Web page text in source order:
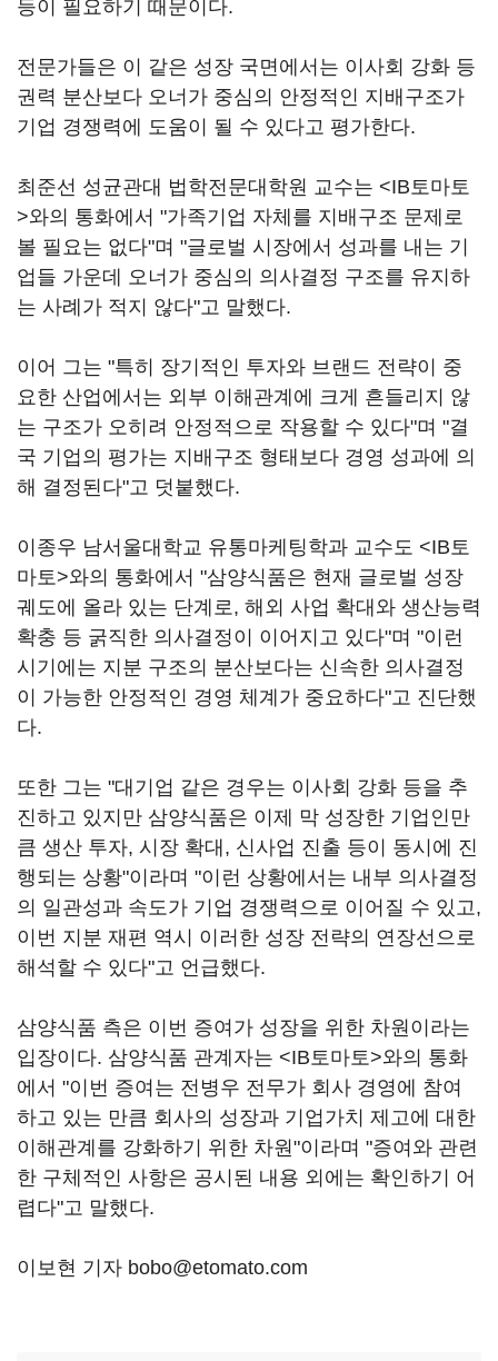
등이 필요하기 때문이다.
전문가들은 이 같은 성장 국면에서는 이사회 강화 등
권력 분산보다 오너가 중심의 안정적인 지배구조가
기업 경쟁력에 도움이 될 수 있다고 평가한다.
최준선 성균관대 법학전문대학원 교수는 <IB토마토
>와의 통화에서 "가족기업 자체를 지배구조 문제로
볼 필요는 없다"며 "글로벌 시장에서 성과를 내는 기
업들 가운데 오너가 중심의 의사결정 구조를 유지하
는 사례가 적지 않다"고 말했다.
이어 그는 "특히 장기적인 투자와 브랜드 전략이 중
요한 산업에서는 외부 이해관계에 크게 흔들리지 않
는 구조가 오히려 안정적으로 작용할 수 있다"며 "결
국 기업의 평가는 지배구조 형태보다 경영 성과에 의
해 결정된다"고 덧붙했다.
이종우 남서울대학교 유통마케팅학과 교수도 <IB토
마토>와의 통화에서 "삼양식품은 현재 글로벌 성장
궤도에 올라 있는 단계로, 해외 사업 확대와 생산능력
확충 등 굵직한 의사결정이 이어지고 있다"며 "이런
시기에는 지분 구조의 분산보다는 신속한 의사결정
이 가능한 안정적인 경영 체계가 중요하다"고 진단했
다.
또한 그는 "대기업 같은 경우는 이사회 강화 등을 추
진하고 있지만 삼양식품은 이제 막 성장한 기업인만
큼 생산 투자, 시장 확대, 신사업 진출 등이 동시에 진
행되는 상황"이라며 "이런 상황에서는 내부 의사결정
의 일관성과 속도가 기업 경쟁력으로 이어질 수 있고,
이번 지분 재편 역시 이러한 성장 전략의 연장선으로
해석할 수 있다"고 언급했다.
삼양식품 측은 이번 증여가 성장을 위한 차원이라는
입장이다. 삼양식품 관계자는 <IB토마토>와의 통화
에서 "이번 증여는 전병우 전무가 회사 경영에 참여
하고 있는 만큼 회사의 성장과 기업가치 제고에 대한
이해관계를 강화하기 위한 차원"이라며 "증여와 관련
한 구체적인 사항은 공시된 내용 외에는 확인하기 어
렵다"고 말했다.
이보현 기자 bobo@etomato.com